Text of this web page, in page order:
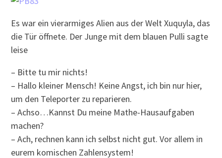
Es war ein vierarmiges Alien aus der Welt Xuquyla, das
die Tür öffnete. Der Junge mit dem blauen Pulli sagte
leise
– Bitte tu mir nichts!
– Hallo kleiner Mensch! Keine Angst, ich bin nur hier,
um den Teleporter zu reparieren.
– Achso…Kannst Du meine Mathe-Hausaufgaben
machen?
– Ach, rechnen kann ich selbst nicht gut. Vor allem in
eurem komischen Zahlensystem!